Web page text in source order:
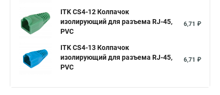
ITK CS4-12 Колпачок
изолирующий для разъема RJ-45,
PVC
6,71 ₽
ITK CS4-13 Колпачок
изолирующий для разъема RJ-45,
PVC
6,71 ₽